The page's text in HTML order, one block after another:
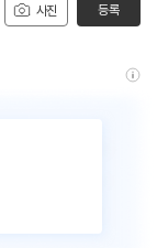
사진 등록